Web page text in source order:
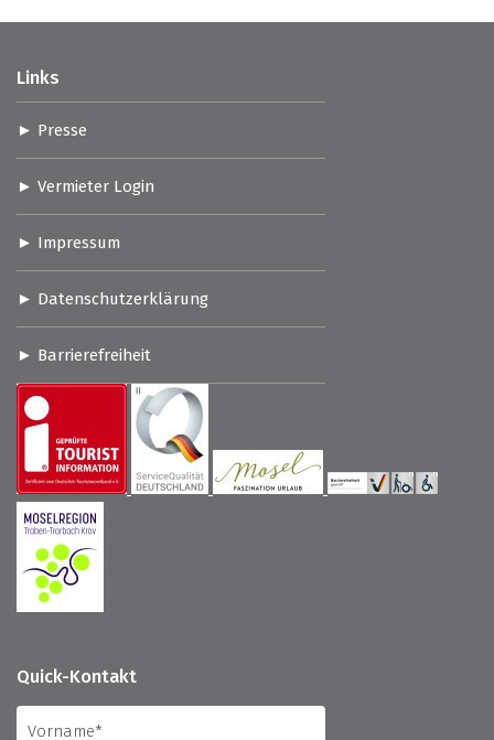
Links
Presse
Vermieter Login
Impressum
Datenschutzerklärung
Barrierefreiheit
Quick-Kontakt